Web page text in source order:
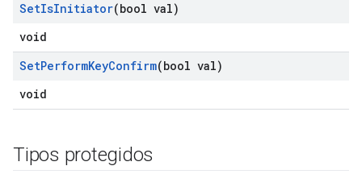
SetIsInitiator(bool val)
void
SetPerformKeyConfirm(bool val)
void
Tipos protegidos